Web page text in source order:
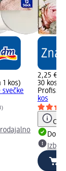
1 kos)
svečke
2,25 €
30 kos
kos